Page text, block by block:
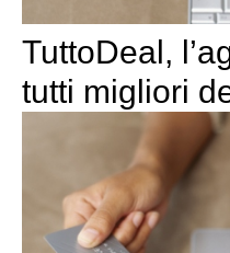
TuttoDeal,
tutti migliori